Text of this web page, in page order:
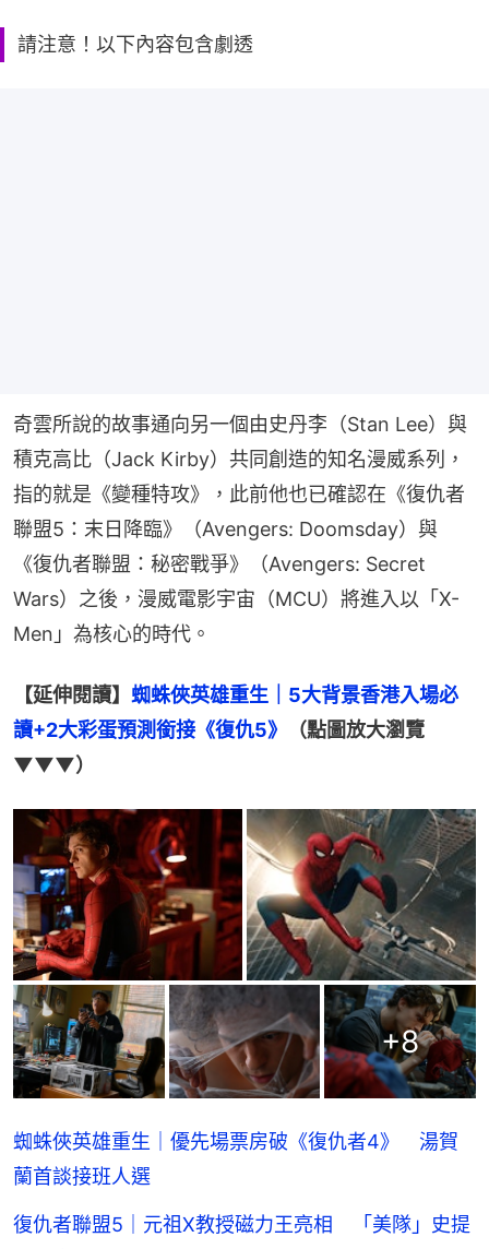
請注意！以下內容包含劇透
奇雲所說的故事通向另一個由史丹李（Stan Lee）與
積克高比（Jack Kirby）共同創造的知名漫威系列，
指的就是《變種特攻》，此前他也已確認在《復仇者
聯盟5：末日降臨》（Avengers: Doomsday）與
《復仇者聯盟：秘密戰爭》（Avengers: Secret
Wars）之後，漫威電影宇宙（MCU）將進入以「X-
Men」為核心的時代。
【延伸閱讀】 蜘蛛俠英雄重生｜5大背景香港入場必
讀+2大彩蛋預測銜接《復仇5》
（點圖放大瀏覽
▼▼▼）
+8
蜘蛛俠英雄重生｜優先場票房破《復仇者4》 湯賀
蘭首談接班人選
復仇者聯盟5｜元祖X教授磁力王亮相 「美隊」史提